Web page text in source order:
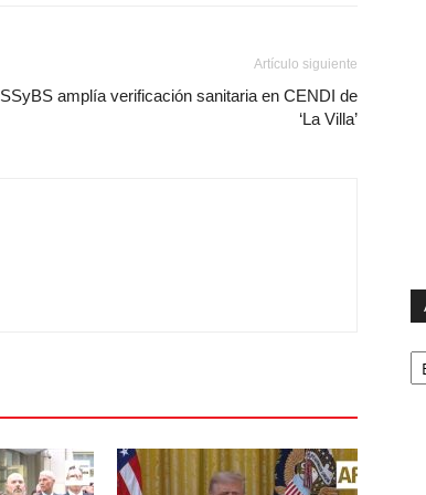
Artículo siguiente
SSyBS amplía verificación sanitaria en CENDI de
‘La Villa’